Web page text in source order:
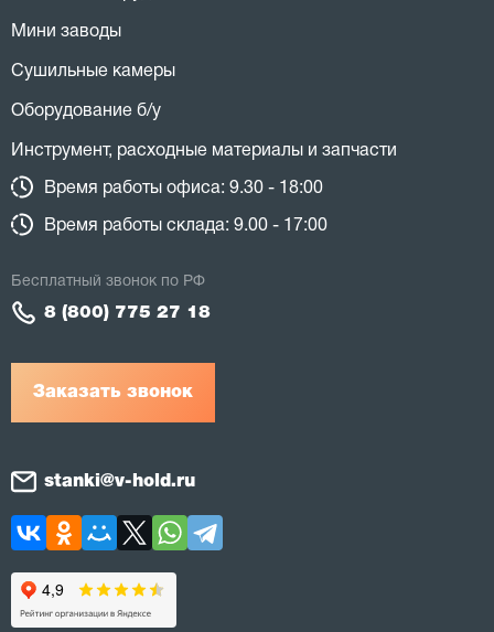
Мини заводы
Сушильные камеры
Оборудование б/у
Инструмент, расходные материалы и запчасти
Время работы офиса: 9.30 - 18:00
Время работы склада: 9.00 - 17:00
Заказать звонок
Бесплатный звонок по РФ
8 (800) 775 27 18
stanki@v-hold.ru